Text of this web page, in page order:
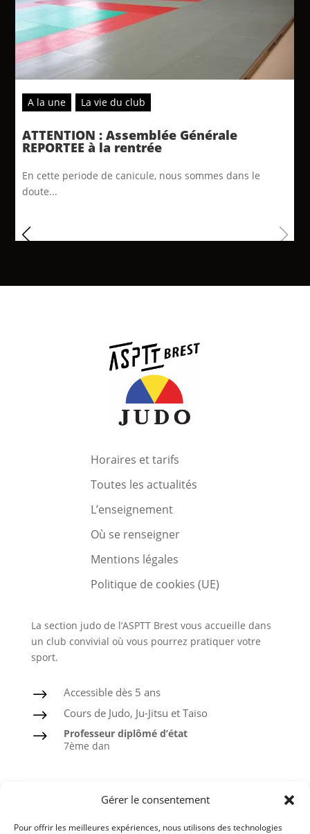
Gérer le consentement
Pour offrir les meilleures expériences, nous utilisons des technologies
A la une La vie du club
ATTENTION : Assemblée Générale
REPORTEE à la rentrée
En cette periode de canicule, nous sommes dans le
doute...
Horaires et tarifs
Toutes les actualités
L’enseignement
Où se renseigner
Mentions légales
Politique de cookies (UE)
La section judo de l’ASPTT Brest vous accueille dans
un club convivial où vous pourrez pratiquer votre
sport.
$ Accessible dès 5 ans
$ Cours de Judo, Ju-Jitsu et Taïso
$
Professeur diplômé d’état
7ème dan